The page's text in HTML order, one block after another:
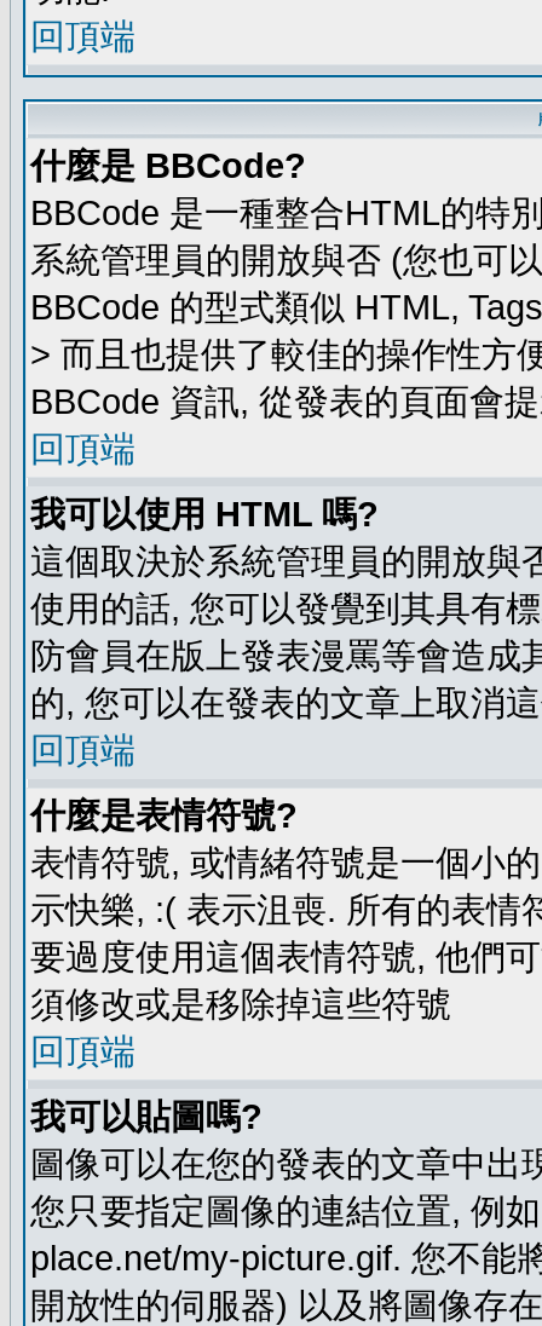
回頂端
什麼是 BBCode?
BBCode 是一種整合HTML的特
系統管理員的開放與否 (您也可
BBCode 的型式類似 HTML,
> 而且也提供了較佳的操作性方
BBCode 資訊, 從發表的頁面會
回頂端
我可以使用 HTML 嗎?
這個取決於系統管理員的開放與
使用的話, 您可以發覺到其具有
防會員在版上發表漫罵等會造
的, 您可以在發表的文章上取消
回頂端
什麼是表情符號?
表情符號, 或情緒符號是一個小
示快樂, :( 表示沮喪. 所有的表情
要過度使用這個表情符號, 他們
須修改或是移除掉這些符號
回頂端
我可以貼圖嗎?
圖像可以在您的發表的文章中
您只要指定圖像的連結位置, 例
place.net/my-picture.gif. 您不能
開放性的伺服器) 以及將圖像存